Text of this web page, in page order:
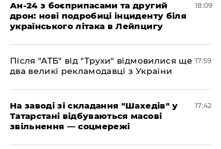
​Ан-24 з боєприпасами та другий
дрон: нові подробиці інциденту біля
українського літака в Лейпцигу
18:09
​Після "АТБ" від "Трухи" відмовилися ще
два великі рекламодавці з України
17:59
​На заводі зі складання "Шахедів" у
Татарстані відбуваються масові
звільнення — соцмережі
17:42